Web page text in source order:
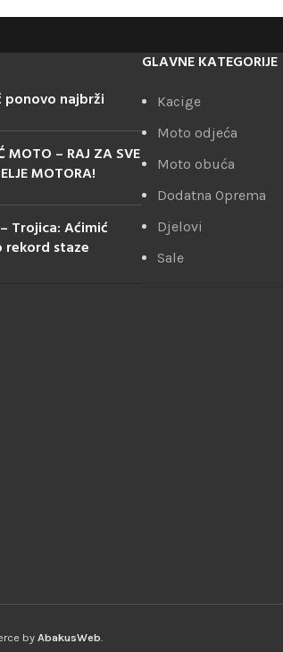
ponovo najbrži
MOTO – RAJ ZA SVE
MOTORA!
Trojica: Aćimić
rekord staze
GLAVNE KATEGORIJE
Kacige
Moto odjeća
Moto obuća
Dodatna Oprema
Djelovi
Sale
by AbakusWeb